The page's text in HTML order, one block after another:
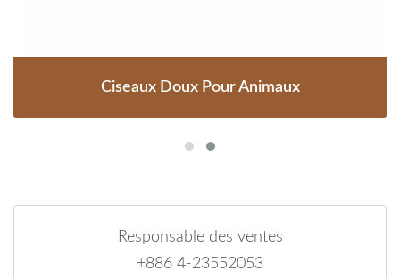
Ciseaux Doux Pour Animaux
Responsable des ventes
+886 4-23552053